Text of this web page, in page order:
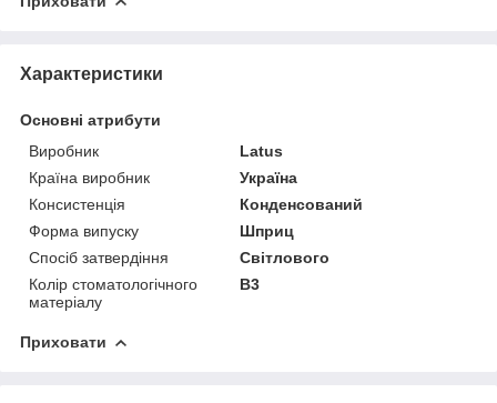
Характеристики
Основні атрибути
Виробник
Latus
Країна виробник
Україна
Консистенція
Конденсований
Форма випуску
Шприц
Спосіб затвердіння
Світлового
Колір стоматологічного
матеріалу
B3
Приховати